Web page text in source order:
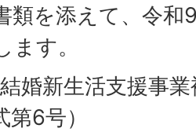
類を添えて、令
す。
婚新生活支援事
6号）